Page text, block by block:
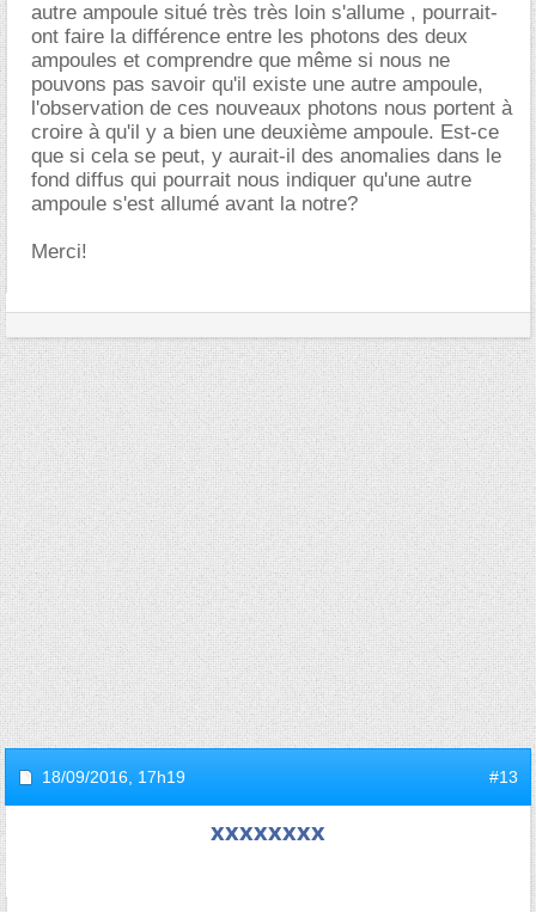
autre ampoule situé très très loin s'allume , pourrait-
ont faire la différence entre les photons des deux
ampoules et comprendre que même si nous ne
pouvons pas savoir qu'il existe une autre ampoule,
l'observation de ces nouveaux photons nous portent à
croire à qu'il y a bien une deuxième ampoule. Est-ce
que si cela se peut, y aurait-il des anomalies dans le
fond diffus qui pourrait nous indiquer qu'une autre
ampoule s'est allumé avant la notre?
Merci!
18/09/2016, 17h19 #13
xxxxxxxx